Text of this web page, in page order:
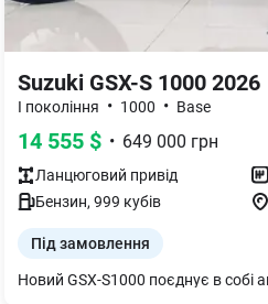
Suzuki GSX-S 1000 2026
I покоління • 1000 • Base
14 555 $ • 649 000 грн
Ланцюговий привід
Бензин, 999 кубів
Під замовлення